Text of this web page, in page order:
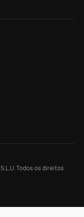
Todos os direitos